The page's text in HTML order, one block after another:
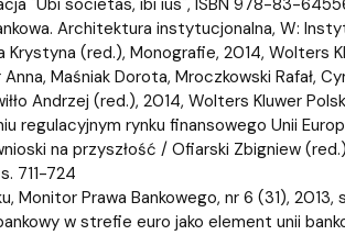
Architektura instytucjonalna, W:
Krystyna (red.), Monografie, 2014,
Maśniak Dorota, Mroczkowski Rafał,
Andrzej (red.), 2014, Wolters Kluwer
regulacyjnym rynku finansowego Unii
na przyszłość / Ofiarski Zbigniew
711-724
Monitor Prawa Bankowego, nr 6 (31), 2013,
w strefie euro jako element unii